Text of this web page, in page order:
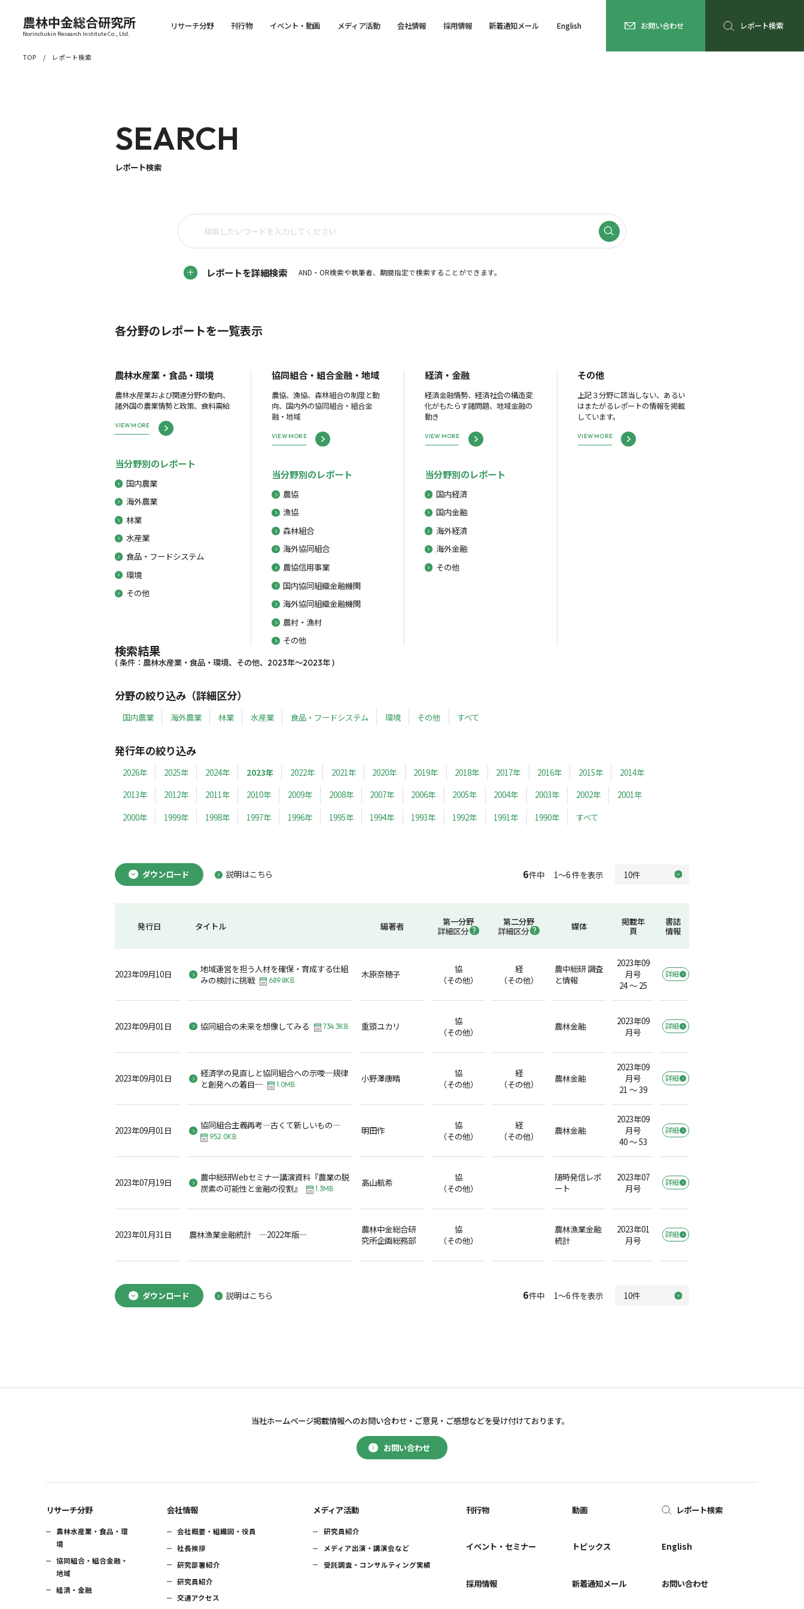
農林中金総合研究所
Norinchukin Research Institute Co., Ltd.
リサーチ分野 刊行物 イベント・動画 メディア活動 会社情報 採用情報 新着通知メール English お問い合わせ レポート検索
TOP レポート検索
SEARCH
レポート検索
レポートを詳細検索 AND・OR検索や執筆者、期間指定で検索することができます。
各分野のレポートを一覧表示
農林水産業・食品・環境
農林水産業および関連分野の動向、
諸外国の農業情勢と政策、食料需給
VIEW MORE
当分野別のレポート
国内農業
海外農業
林業
水産業
食品・フードシステム
環境
その他
協同組合・組合金融・地域
農協、漁協、森林組合の制度と動
向、国内外の協同組合・組合金
融・地域
VIEW MORE
当分野別のレポート
農協
漁協
森林組合
海外協同組合
農協信用事業
国内協同組織金融機関
海外協同組織金融機関
農村・漁村
その他
経済・金融
経済金融情勢、経済社会の構造変
化がもたらす諸問題、地域金融の
動き
VIEW MORE
当分野別のレポート
国内経済
国内金融
海外経済
海外金融
その他
その他
上記３分野に該当しない、あるい
はまたがるレポートの情報を掲載
しています。
VIEW MORE
検索結果
( 条件：農林水産業・食品・環境、その他、2023年～2023年 )
分野の絞り込み（詳細区分）
国内農業 海外農業 林業 水産業 食品・フードシステム 環境 その他 すべて
発行年の絞り込み
2026年 2025年 2024年 2023年 2022年 2021年 2020年 2019年 2018年 2017年 2016年 2015年
2014年
2013年
2012年 2011年 2010年 2009年 2008年 2007年 2006年 2005年 2004年 2003年 2002年
2001年
2000年
1999年 1998年 1997年 1996年 1995年 1994年 1993年 1992年 1991年 1990年 すべて
ダウンロード 説明はこちら 6件中 1～6 件を表示
発行日 タイトル 編著者
第一分野
詳細区分
第二分野
詳細区分
媒体
掲載年
頁
書誌
情報
2023年09月10日
地域運営を担う人材を確保・育成する仕組
みの検討に挑戦
689.8KB
木原奈穂子
協
（その他）
経
（その他）
農中総研 調査
と情報
2023年09
月号
24 ～ 25
詳細
2023年09月01日 協同組合の未来を想像してみる 734.3KB 重頭ユカリ
協
（その他）
農林金融
2023年09
月号
詳細
2023年09月01日
経済学の見直しと協同組合への示唆─規律
と創発への着目─
1.0MB
小野澤康晴
協
（その他）
経
（その他）
農林金融
2023年09
月号
21 ～ 39
詳細
2023年09月01日 協同組合主義再考―古くて新しいもの―
952.0KB
明田作
協
（その他）
経
（その他）
農林金融
2023年09
月号
40 ～ 53
詳細
2023年07月19日
農中総研Webセミナー講演資料『農業の脱
炭素の可能性と金融の役割』
1.3MB
髙山航希
協
（その他）
随時発信レポ
ート
2023年07
月号
詳細
2023年01月31日 農林漁業金融統計 ―2022年版―
農林中金総合研
究所企画総務部
協
（その他）
農林漁業金融
統計
2023年01
月号
詳細
ダウンロード 説明はこちら 6件中 1～6 件を表示
お問い合わせ
当社ホームページ掲載情報へのお問い合わせ・ ご意見・ご感想などを受け付けております。
リサーチ分野
農林水産業・食品・環
境
協同組合・組合金融・
地域
経済・金融
会社情報
会社概要・組織図・役員
社長挨拶
研究部署紹介
研究員紹介
交通アクセス
メディア活動
研究員紹介
メディア出演・講演会など
受託調査・コンサルティング実績
刊行物
イベント・セミナー
採用情報
動画
トピックス
新着通知メール
レポート検索
English
お問い合わせ